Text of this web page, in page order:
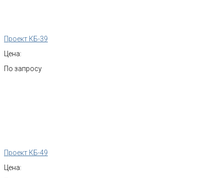
Проект КБ-39
Цена:
По запросу
Проект КБ-49
Цена: